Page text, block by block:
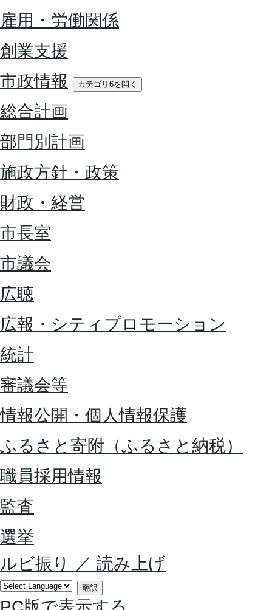
雇用・労働関係
創業支援
市政情報
カテゴリ6を開く
総合計画
部門別計画
施政方針・政策
財政・経営
市長室
市議会
広聴
広報・シティプロモーション
統計
審議会等
情報公開・個人情報保護
ふるさと寄附（ふるさと納税）
職員採用情報
監査
選挙
ルビ振り
／ 読み上げ
翻訳